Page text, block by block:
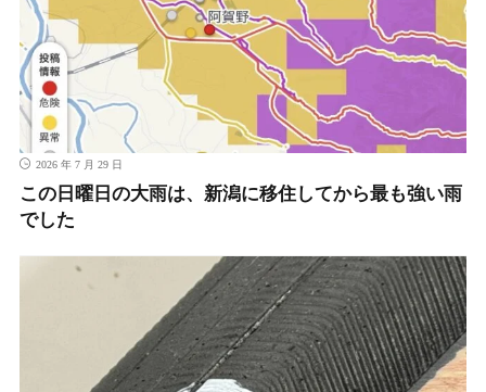
2026 年 7 月 29 日
この日曜日の大雨は、新潟に移住してから最も強い雨
でした